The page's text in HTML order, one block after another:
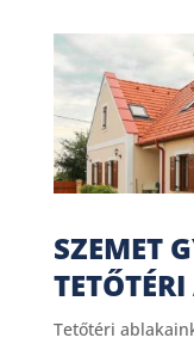
SZEMET
Tetőtéri